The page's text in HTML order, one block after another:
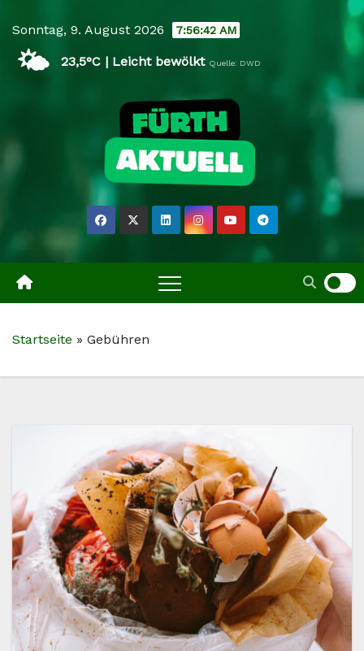
content
Sonntag, 9. August 2026 7:56:42 AM
🌤️ 23,5°C | Leicht bewölkt Quelle: DWD
Startseite » Gebühren